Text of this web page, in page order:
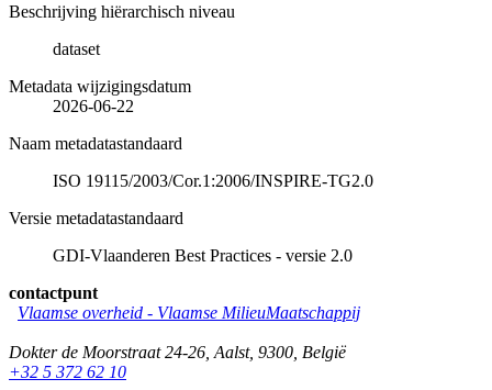
Beschrijving hiërarchisch niveau
dataset
Metadata wijzigingsdatum
2026-06-22
Naam metadatastandaard
ISO 19115/2003/Cor.1:2006/INSPIRE-TG2.0
Versie metadatastandaard
GDI-Vlaanderen Best Practices - versie 2.0
contactpunt
Vlaamse overheid - Vlaamse MilieuMaatschappij
Dokter de Moorstraat 24-26 Aalst, 9300 België
+32 5 372 62 10